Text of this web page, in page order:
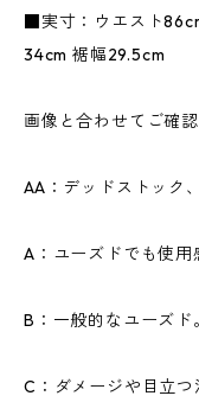
■実寸：ウエスト
34cm 裾幅29.5cm
画像と合わせてご確認
AA：デッドストック
A：ユーズドでも使
B：一般的なユーズ
C：ダメージや目立つ